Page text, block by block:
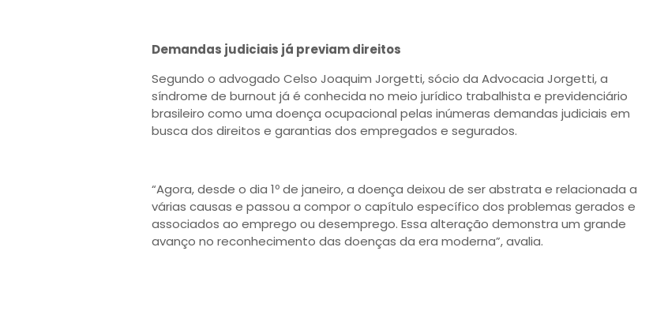
Demandas judiciais já previam direitos
Segundo o advogado Celso Joaquim Jorgetti, sócio da Advocacia Jorgetti, a
síndrome de burnout já é conhecida no meio jurídico trabalhista e previdenciário
brasileiro como uma doença ocupacional pelas inúmeras demandas judiciais em
busca dos direitos e garantias dos empregados e segurados.
“Agora, desde o dia 1º de janeiro, a doença deixou de ser abstrata e relacionada a
várias causas e passou a compor o capítulo específico dos problemas gerados e
associados ao emprego ou desemprego. Essa alteração demonstra um grande
avanço no reconhecimento das doenças da era moderna”, avalia.